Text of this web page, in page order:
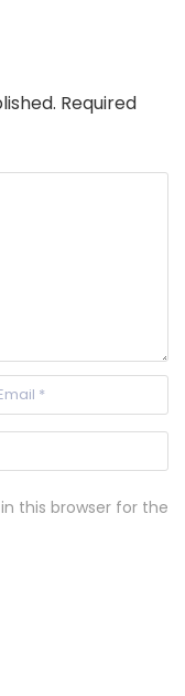
Required
this browser for the